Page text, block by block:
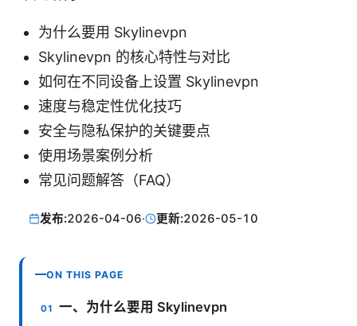
为什么要用 Skylinevpn
Skylinevpn 的核心特性与对比
如何在不同设备上设置 Skylinevpn
速度与稳定性优化技巧
安全与隐私保护的关键要点
使用场景案例分析
常见问题解答（FAQ）
发布:2026-04-06· 更新:2026-05-10
ON THIS PAGE
一、为什么要用 Skylinevpn